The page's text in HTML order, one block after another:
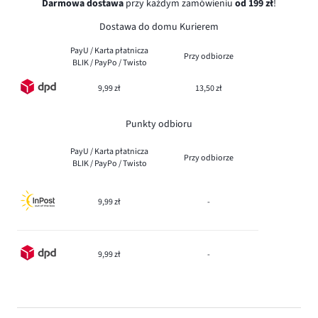
Darmowa dostawa przy każdym zamówieniu od 199 zł!
Dostawa do domu Kurierem
PayU / Karta płatnicza
BLIK / PayPo / Twisto
Przy odbiorze
9,99 zł 13,50 zł
Punkty odbioru
PayU / Karta płatnicza
BLIK / PayPo / Twisto
Przy odbiorze
9,99 zł -
9,99 zł -